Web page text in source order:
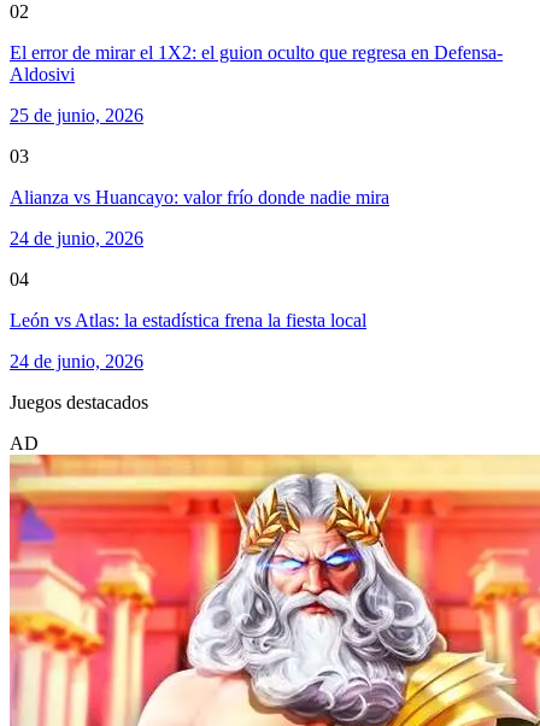
02
El error de mirar el 1X2: el guion oculto que regresa en Defensa-
Aldosivi
25 de junio, 2026
03
Alianza vs Huancayo: valor frío donde nadie mira
24 de junio, 2026
04
León vs Atlas: la estadística frena la fiesta local
24 de junio, 2026
Juegos destacados
AD